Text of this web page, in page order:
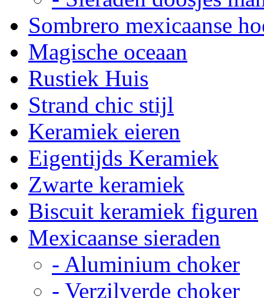
Sombrero mexicaanse
Magische oceaan
Rustiek Huis
Strand chic stijl
Keramiek eieren
Eigentijds Keramiek
Zwarte keramiek
Biscuit keramiek figuren
Mexicaanse sieraden
- Aluminium choker
- Verzilverde choker